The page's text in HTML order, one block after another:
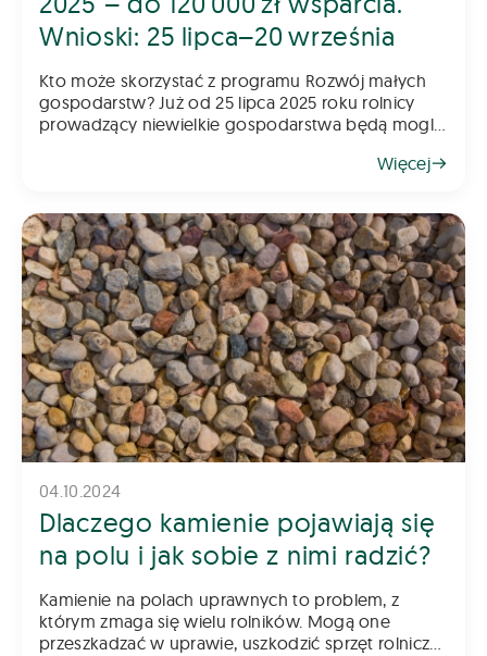
Wnioski: 25 lipca–20 września
Kto może skorzystać z programu Rozwój małych
gospodarstw? Już od 25 lipca 2025 roku rolnicy
prowadzący niewielkie gospodarstwa będą mogli
Więcej
04.10.2024
Dlaczego kamienie pojawiają się
na polu i jak sobie z nimi radzić?
Kamienie na polach uprawnych to problem, z
którym zmaga się wielu rolników. Mogą one
przeszkadzać w uprawie, uszkodzić sprzęt rolniczy